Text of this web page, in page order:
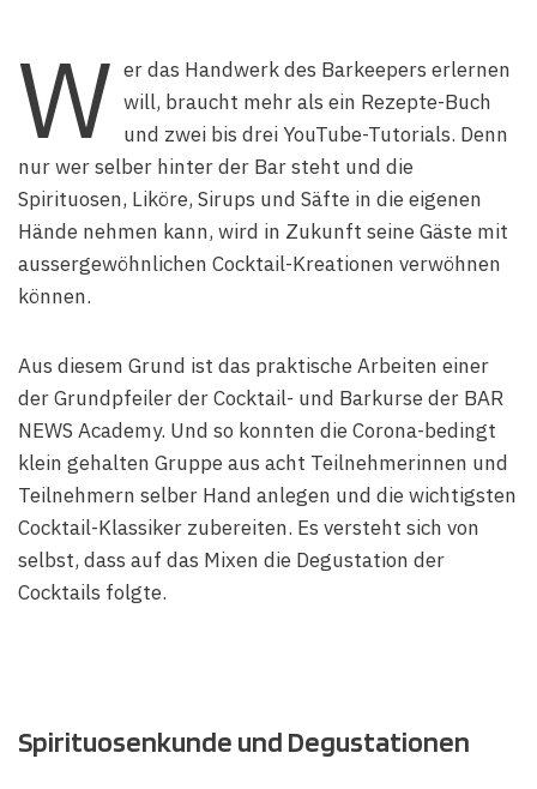
W er das Handwerk des Barkeepers erlernen
will, braucht mehr als ein Rezepte-Buch
und zwei bis drei YouTube-Tutorials. Denn
nur wer selber hinter der Bar steht und die
Spirituosen, Liköre, Sirups und Säfte in die eigenen
Hände nehmen kann, wird in Zukunft seine Gäste mit
aussergewöhnlichen Cocktail-Kreationen verwöhnen
können.
Aus diesem Grund ist das praktische Arbeiten einer
der Grundpfeiler der Cocktail- und Barkurse der BAR
NEWS Academy. Und so konnten die Corona-bedingt
klein gehalten Gruppe aus acht Teilnehmerinnen und
Teilnehmern selber Hand anlegen und die wichtigsten
Cocktail-Klassiker zubereiten. Es versteht sich von
selbst, dass auf das Mixen die Degustation der
Cocktails folgte.
Spirituosenkunde und Degustationen